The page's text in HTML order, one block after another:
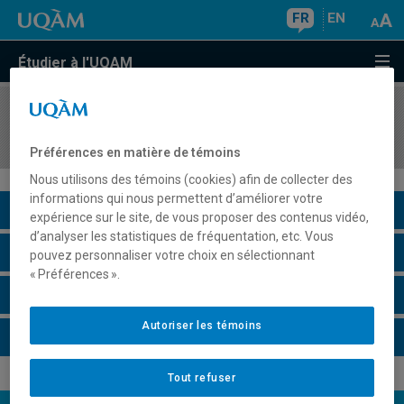
FR EN
Étudier à l'UQAM
COURS//
Description du cours
Horaire - Été 2026
Préférences en matière de témoins
Nous utilisons des témoins (cookies) afin de collecter des
informations qui nous permettent d’améliorer votre
expérience sur le site, de vous proposer des contenus vidéo,
d’analyser les statistiques de fréquentation, etc. Vous
pouvez personnaliser votre choix en sélectionnant
« Préférences ».
Tout refuser
Autoriser les témoins